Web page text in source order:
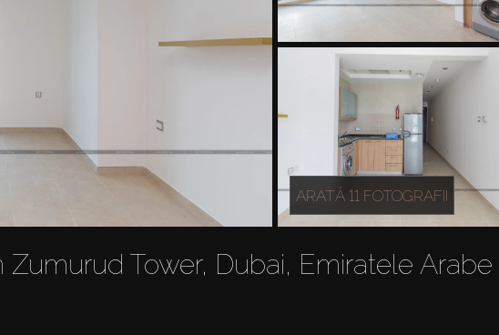
ARATĂ 11 FOTOGRAFII
Tower, Dubai, Emiratele Arabe